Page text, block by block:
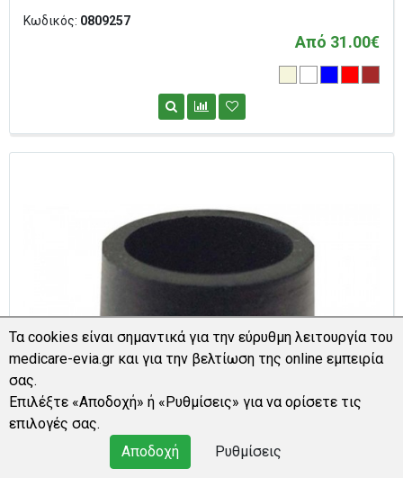
Κωδικός: 0809257
Από 31.00€
Τα cookies είναι σημαντικά για την εύρυθμη λειτουργία του
medicare-evia.gr και για την βελτίωση της online εμπειρία
σας.
Επιλέξτε «Αποδοχή» ή «Ρυθμίσεις» για να ορίσετε τις
επιλογές σας.
Αποδοχή
Ρυθμίσεις